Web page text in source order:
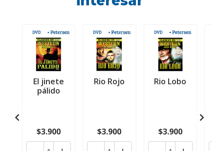
El jinete
pálido
$3.900
Rio Rojo
$3.900
Rio Lobo
$3.900